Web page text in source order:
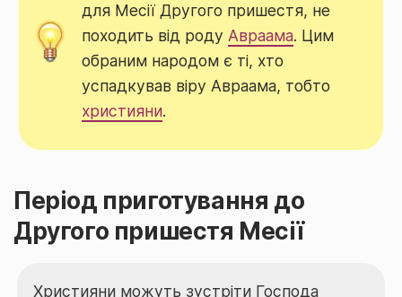
для Месії Другого пришестя, не
походить від родуАвраама. Цим
обраним народом є ті, хто
успадкував віру Авраама, тобто
християни.
Період приготування до
Другого пришестя Месії
Християни можуть зустріти Господа